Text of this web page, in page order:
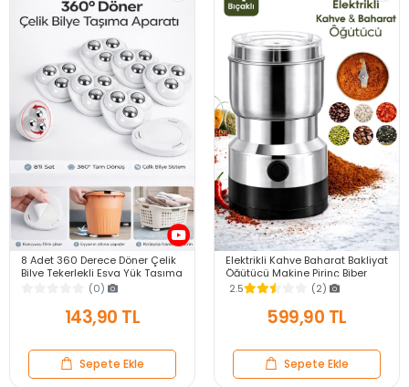
8 Adet 360 Derece Döner Çelik
Bilye Tekerlekli Eşya Yük Taşıma
Yapışkanlı Eşya Kaydırma
(0)
143,90 TL
Sepete Ekle
Elektrikli Kahve Baharat Bakliyat
Öğütücü Makine Pirinç Biber
Tahıl Öğütücü Değirmen Gıda
Öğütücü
2.5 (2)
599,90 TL
Sepete Ekle